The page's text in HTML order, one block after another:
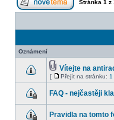
Stránka 1 z
Oznámení
Vítejte na
[ Přejít na stránku: 1
FAQ - nejčastěji
Pravidla na tomto